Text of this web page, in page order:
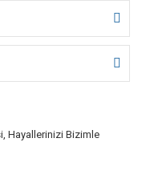
Hayallerinizi Bizimle